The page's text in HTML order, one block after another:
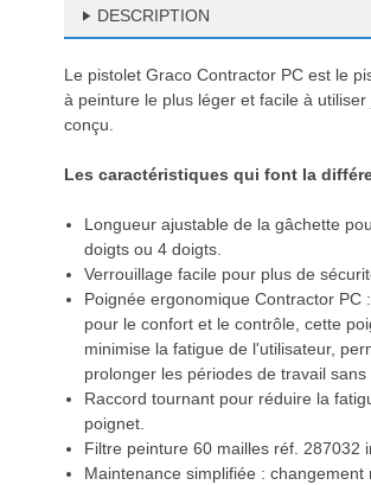
DESCRIPTION
Le pistolet Graco Contractor PC est le
à peinture le plus léger et facile à utiliser
conçu.
Les caractéristiques qui font la
Longueur ajustable de la gâchette
doigts ou 4 doigts.
Verrouillage facile pour plus de
Poignée ergonomique Contractor PC
pour le confort et le contrôle, cette
minimise la fatigue de l'utilisateur,
prolonger les périodes de travail sans
Raccord tournant pour réduire la
poignet.
Filtre peinture 60 mailles réf. 287032
Maintenance simplifiée : changement